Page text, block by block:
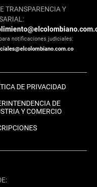
TRANSPARENCIA Y
notificaciones judiciales:
DE PRIVACIDAD
DE
Y COMERCIO